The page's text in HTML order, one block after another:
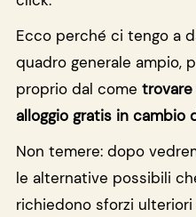
Ecco perché ci tengo a
quadro generale ampio,
proprio dal come trovare
alloggio gratis in cambio
Non temere: dopo
le alternative possibili
richiedono sforzi ulteriori